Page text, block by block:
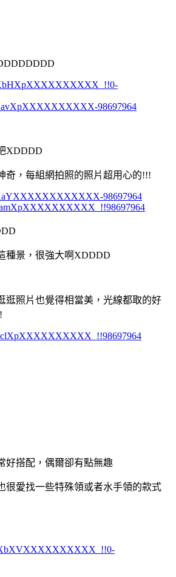
XDDDD
奇，每組網拍照的照片超用心的!!!
種景，很強大啊XDDDD
逛照片也覺得相當美，光線都取的好
好搭配，偶爾卻有點無趣
很愛找一些特殊領或者水手領的款式